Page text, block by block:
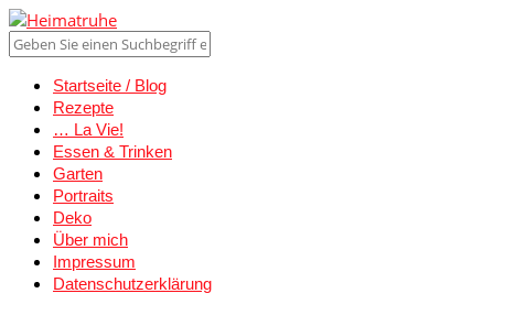
Startseite / Blog
Rezepte
… La Vie!
Essen & Trinken
Garten
Portraits
Deko
Über mich
Impressum
Datenschutzerklärung